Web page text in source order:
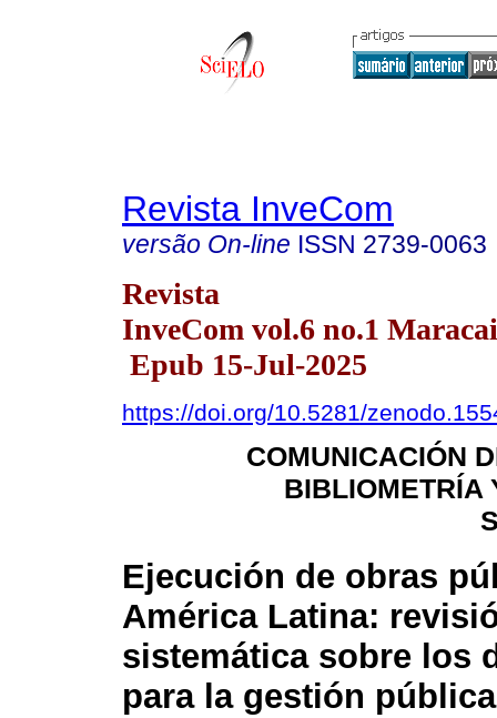
Revista InveCom
versão On-line ISSN 2739-0063
Revista
InveCom vol.6 no.1
Epub 15-Jul-2025
https://doi.org/10.5281/
COMUNICACIÓN
BIBLIOMETRÍA
Ejecución de obras
América Latina:
sistemática sobre los
para la gestión pública